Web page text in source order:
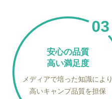
安心の品質
高い満足度
メディアで培った知識により
高いキャンプ品質を担保